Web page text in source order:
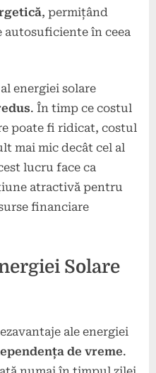
, permițând
autosuficiente în ceea
energiei solare
. În timp ce costul
poate fi ridicat, costul
mai mic decât cel al
lucru face ca
atractivă pentru
financiare
Solare
ale energiei
de vreme.